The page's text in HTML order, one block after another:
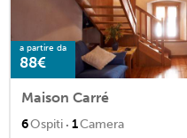
a partire da
88€
Maison Carré
6Ospiti · 1Camera